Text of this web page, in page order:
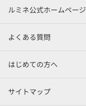
ルミネ公式ホームページ
よくある質問
はじめての方へ
サイトマップ